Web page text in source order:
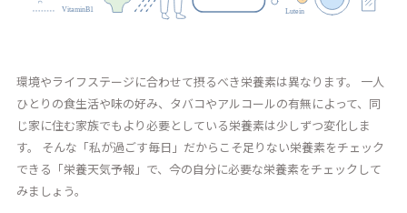
環境やライフステージに合わせて摂るべき栄養素は異なります。 一人
ひとりの食生活や味の好み、タバコやアルコールの有無によって、同
じ家に住む家族でもより必要としている栄養素は少しずつ変化しま
す。 そんな「私が過ごす毎日」だからこそ足りない栄養素をチェック
できる「栄養天気予報」で、今の自分に必要な栄養素をチェックして
みましょう。